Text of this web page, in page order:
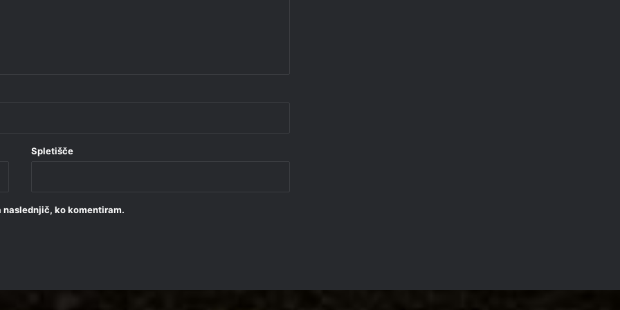
Spletišče
naslednjič, ko komentiram.